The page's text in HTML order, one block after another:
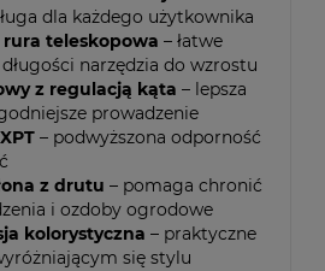
dla każdego użytkownika
teleskopowa – łatwe
narzędzia do wzrostu
z regulacją kąta – lepsza
prowadzenie
– podwyższona odporność
z drutu – pomaga chronić
i ozdoby ogrodowe
kolorystyczna – praktyczne
się stylu